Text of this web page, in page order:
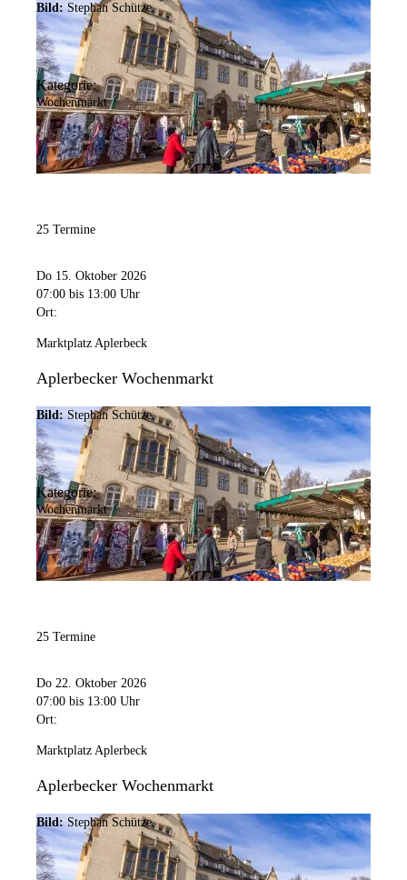
Bild: Stephan Schütze
Kategorie:
Wochenmarkt
25 Termine
Do 15. Oktober 2026
07:00 bis 13:00 Uhr
Ort:
Marktplatz Aplerbeck
Aplerbecker Wochenmarkt
Bild: Stephan Schütze
Kategorie:
Wochenmarkt
25 Termine
Do 22. Oktober 2026
07:00 bis 13:00 Uhr
Ort:
Marktplatz Aplerbeck
Aplerbecker Wochenmarkt
Bild: Stephan Schütze